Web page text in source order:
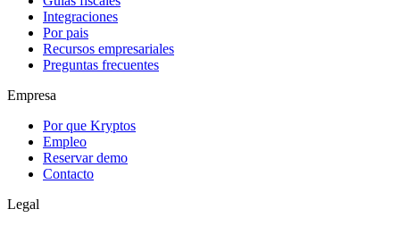
Integraciones
Por pais
Recursos empresariales
Preguntas frecuentes
Empresa
Por que Kryptos
Empleo
Reservar demo
Contacto
Legal